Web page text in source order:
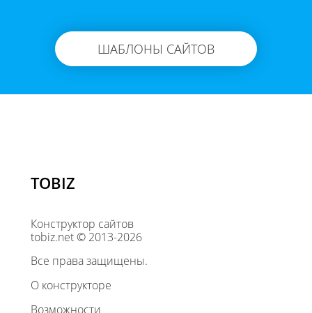
ШАБЛОНЫ САЙТОВ
TOBIZ
Конструктор сайтов
tobiz.net © 2013-2026
Все права защищены.
О конструкторе
Возможности